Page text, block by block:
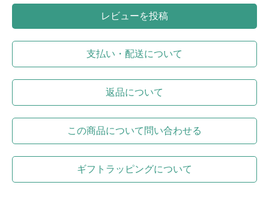
レビューを投稿
支払い・配送について
返品について
この商品について問い合わせる
ギフトラッピングについて